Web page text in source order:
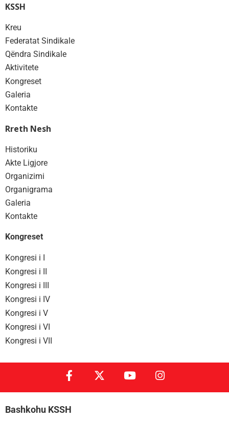
KSSH
Kreu
Federatat Sindikale
Qëndra Sindikale
Aktivitete
Kongreset
Galeria
Kontakte
Rreth Nesh
Historiku
Akte Ligjore
Organizimi
Organigrama
Galeria
Kontakte
Kongreset
Kongresi i I
Kongresi i II
Kongresi i III
Kongresi i IV
Kongresi i V
Kongresi i VI
Kongresi i VII
Bashkohu KSSH